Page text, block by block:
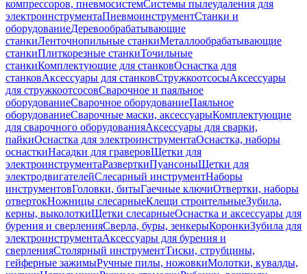
компрессоров, пневмосистемСистемы пылеудаления для
электроинструментаПневмоинструментСтанки и
оборудованиеДеревообрабатывающие
станкиЛенточнопильные станкиМеталлообрабатывающие
станкиПлиткорезные станкиТочильные
станкиКомплектующие для станковОснастка для
станковАксессуары для станковСтружкоотсосыАксессуары
для стружкоотсосовСварочное и паяльное
оборудованиеСварочное оборудованиеПаяльное
оборудованиеСварочные маски, аксессуарыКомплектующие
для сварочного оборудованияАксессуары для сварки,
пайкиОснастка для электроинструментаОснастка, наборы
оснасткиНасадки для граверовЩетки для
электроинструментаРазверткиПуансоныЩетки для
электродвигателейСлесарный инструментНаборы
инструментовГоловки, битыГаечные ключиОтвертки, наборы
отвертокНожницы слесарныеКлещи строительныеЗубила,
керны, выколоткиЩетки слесарныеОснастка и аксессуары для
бурения и сверленияСверла, буры, зенкерыКоронкиЗубила для
электроинструментаАксессуары для бурения и
сверленияСтолярный инструментТиски, струбцины,
гейферные зажимыРучные пилы, ножовкиМолотки, кувалды,